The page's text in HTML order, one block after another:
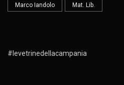
Marco Iandolo Mat. Lib.
#levetrinedellacampania